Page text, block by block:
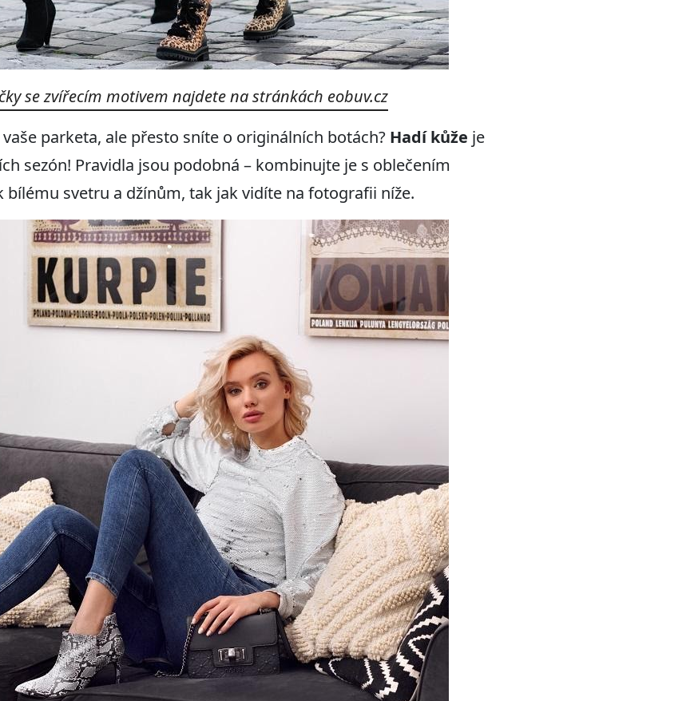
se zvířecím motivem najdete na stránkách eobuv.cz
parketa, ale přesto sníte o originálních botách? Hadí kůže je
sezón! Pravidla jsou podobná – kombinujte je s oblečením
bílému svetru a džínům, tak jak vidíte na fotografii níže.